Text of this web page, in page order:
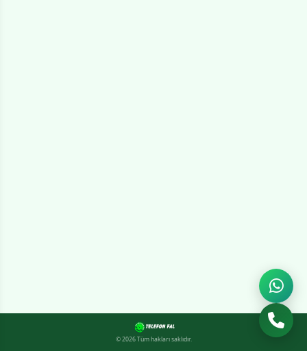
© 2026 Tüm hakları saklıdır.